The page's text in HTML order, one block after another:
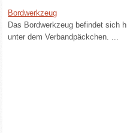
Bordwerkzeug
Das Bordwerkzeug befindet sich
unter dem Verbandpäckchen. ...